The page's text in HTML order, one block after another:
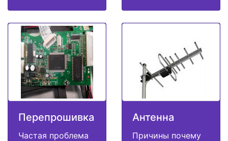
Перепрошивка
Частая проблема
Антенна
Причины почему